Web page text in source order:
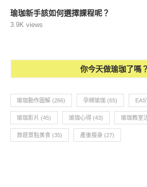
瑜珈新手該如何選擇課程呢？
3.9K views
你今天做瑜珈了嗎？
瑜珈動作圖解 (266) 孕婦瑜珈 (65)
瑜珈影片 (45) 瑜珈心得 (43) 瑜珈教室
旅遊景點美食 (35) 產後瘦身 (27)